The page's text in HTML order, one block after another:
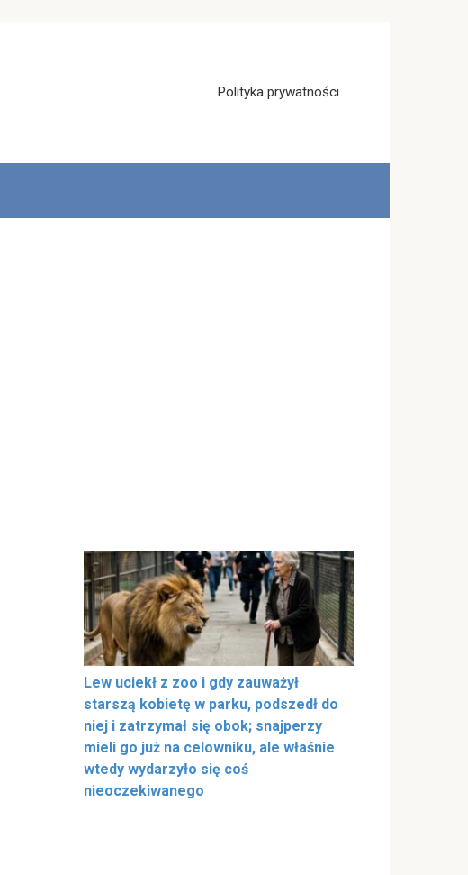
Polityka prywatności
Lew uciekł z zoo i gdy zauważył
starszą kobietę w parku, podszedł do
niej i zatrzymał się obok; snajperzy
mieli go już na celowniku, ale właśnie
wtedy wydarzyło się coś
nieoczekiwanego